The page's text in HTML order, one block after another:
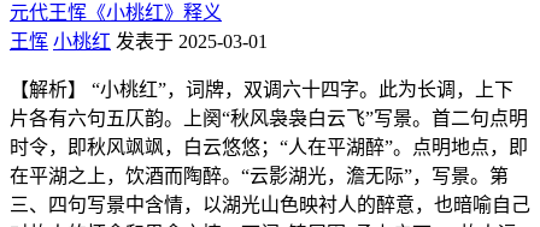
元代王恽《小桃红》释义
王恽 小桃红 发表于 2025-03-01
【解析】 “小桃红”，词牌，双调六十四字。此为长调，上下
片各有六句五仄韵。上阕“秋风袅袅白云飞”写景。首二句点明
时令，即秋风飒飒，白云悠悠；“人在平湖醉”。点明地点，即
在平湖之上，饮酒而陶醉。“云影湖光，澹无际”，写景。第
三、四句写景中含情，以湖光山色映衬人的醉意，也暗喻自己